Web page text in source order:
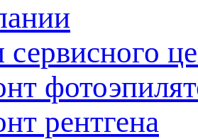
сервисного
рентгена